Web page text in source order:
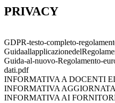
PRIVACY
GDPR-testo-completo-
Guida-al-nuovo-Regolamento-
dati.pdf
INFORMATIVA A DOCENTI
INFORMATIVA AGGIORNATA
INFORMATIVA AI